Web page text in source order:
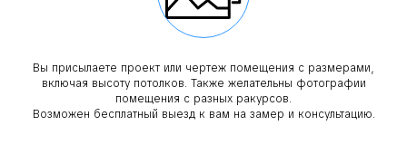
Вы присылаете проект или чертеж помещения с размерами,
включая высоту потолков. Также желательны фотографии
помещения с разных ракурсов.
Возможен бесплатный выезд к вам на замер и консультацию.